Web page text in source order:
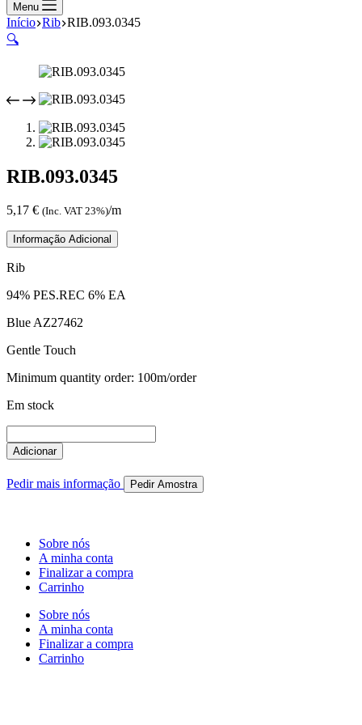
Menu
Início Rib RIB.093.0345
🔍
RIB.093.0345
5,17 € (Inc. VAT 23%)/m
Informação Adicional
Rib
94% PES.REC 6% EA
Blue AZ27462
Gentle Touch
Minimum quantity order: 100m/order
Em stock
de
RIB.093.0345
Adicionar
Pedir mais informação Pedir Amostra
Sobre nós
A minha conta
Finalizar a compra
Carrinho
Sobre nós
A minha conta
Finalizar a compra
Carrinho